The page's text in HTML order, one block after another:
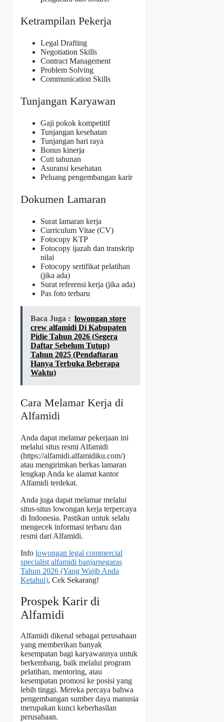
Ketrampilan Pekerja
Legal Drafting
Negotiation Skills
Contract Management
Problem Solving
Communication Skills
Tunjangan Karyawan
Gaji pokok kompetitif
Tunjangan kesehatan
Tunjangan hari raya
Bonus kinerja
Cuti tahunan
Asuransi kesehatan
Peluang pengembangan karir
Dokumen Lamaran
Surat lamaran kerja
Curriculum Vitae (CV)
Fotocopy KTP
Fotocopy ijazah dan transkrip
nilai
Fotocopy sertifikat pelatihan
(jika ada)
Surat referensi kerja (jika ada)
Pas foto terbaru
Baca Juga : lowongan store
crew alfamidi Di Kabupaten
Pidie Tahun 2026 (Segera
Daftar Sebelum Tutup)
Tahun 2025 (Pendaftaran
Hanya Terbuka Beberapa
Waktu)
Cara Melamar Kerja di
Alfamidi
Anda dapat melamar pekerjaan ini
melalui situs resmi Alfamidi
(https://alfamidi.alfamidiku.com/)
atau mengirimkan berkas lamaran
lengkap Anda ke alamat kantor
Alfamidi terdekat.
Anda juga dapat melamar melalui
situs-situs lowongan kerja terpercaya
di Indonesia. Pastikan untuk selalu
mengecek informasi terbaru dan
resmi dari Alfamidi.
Info lowongan legal commercial
specialist alfamidi banjarnegaras
Tahun 2026 (Yang Wajib Anda
Ketahui), Cek Sekarang!
Prospek Karir di
Alfamidi
Alfamidi dikenal sebagai perusahaan
yang memberikan banyak
kesempatan bagi karyawannya untuk
berkembang, baik melalui program
pelatihan, mentoring, atau
kesempatan promosi ke posisi yang
lebih tinggi. Mereka percaya bahwa
pengembangan sumber daya manusia
merupakan kunci keberhasilan
perusahaan.